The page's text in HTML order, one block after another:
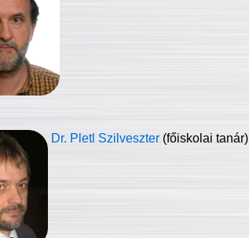
Dr. Pletl Szilveszter (főiskolai tanár)